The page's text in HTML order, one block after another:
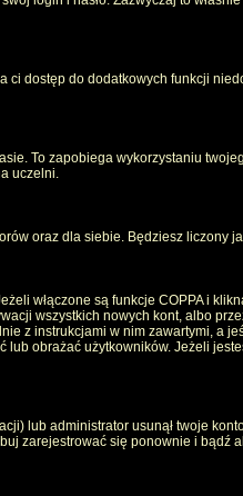
dostęp do dodatkowych funkcji
To zapobiega wykorzystaniu
uczelni.
oraz dla siebie. Będziesz liczony
włączone są funkcje COPPA i
wszystkich nowych kont, albo
instrukcjami w nim zawartymi, a
obrażać użytkowników. Jeżeli
lub administrator usunął twoje
zarejestrować się ponownie i bądź